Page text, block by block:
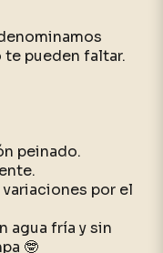
te pueden faltar.
peinado.
por el
agua fría y sin
🤓